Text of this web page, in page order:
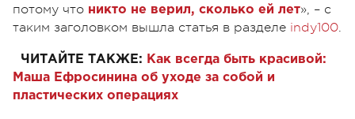
потому что никто не верил, сколько ей лет», – с
таким заголовком вышла статья в разделе indy100.
ЧИТАЙТЕ ТАКЖЕ: Как всегда быть красивой:
Маша Ефросинина об уходе за собой и
пластических операциях